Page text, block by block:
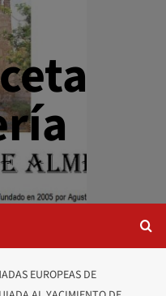
EUROPEAS DE